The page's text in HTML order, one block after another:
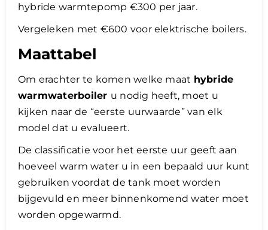
hybride warmtepomp €300 per jaar.
Vergeleken met €600 voor elektrische boilers.
Maattabel
Om erachter te komen welke maat hybride
warmwaterboiler u nodig heeft, moet u
kijken naar de “eerste uurwaarde” van elk
model dat u evalueert.
De classificatie voor het eerste uur geeft aan
hoeveel warm water u in een bepaald uur kunt
gebruiken voordat de tank moet worden
bijgevuld en meer binnenkomend water moet
worden opgewarmd.